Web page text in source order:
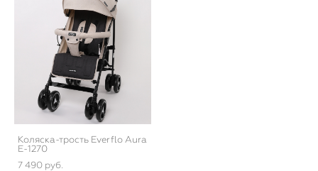
Коляска-трость Everflo Aura
E-1270
7 490 pуб.